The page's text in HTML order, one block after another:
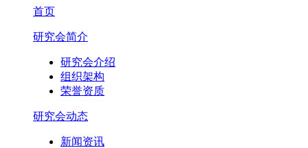
首页
研究会简介
研究会介绍
组织架构
荣誉资质
研究会动态
新闻资讯